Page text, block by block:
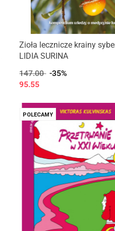
Zioła lecznicze krainy
LIDIA SURINA
147.00 -35%
95.55
POLECAMY